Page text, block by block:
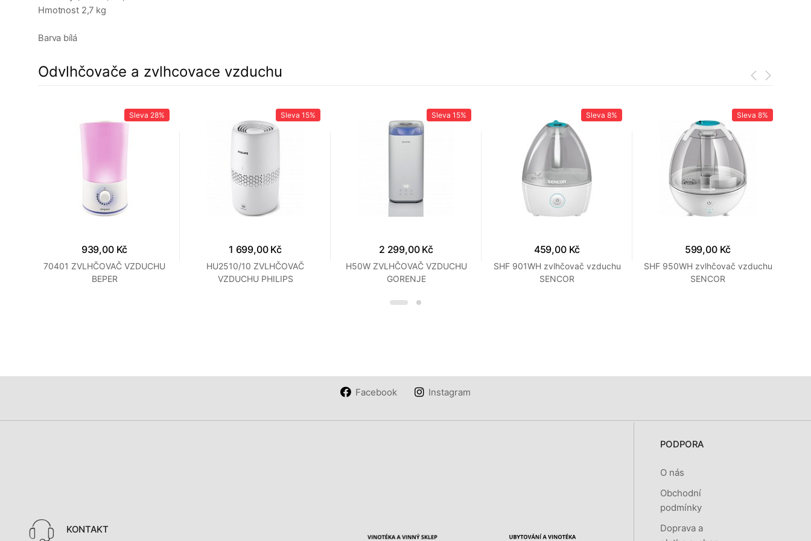
Hmotnost 2,7 kg
Barva bílá
Odvlhčovače a zvlhcovace vzduchu
Sleva 28%
939,00 Kč
70401 ZVLHČOVAČ VZDUCHU
BEPER
Sleva 15%
1 699,00 Kč
HU2510/10 ZVLHČOVAČ
VZDUCHU PHILIPS
Sleva 15%
2 299,00 Kč
H50W ZVLHČOVAČ VZDUCHU
GORENJE
Sleva 8%
459,00 Kč
SHF 901WH zvlhčovač vzduchu
SENCOR
Sleva 8%
599,00 Kč
SHF 950WH zvlhčovač vzduchu
SENCOR
Facebook Instagram
KONTAKT
PODPORA
O nás
Obchodní
podmínky
Doprava a